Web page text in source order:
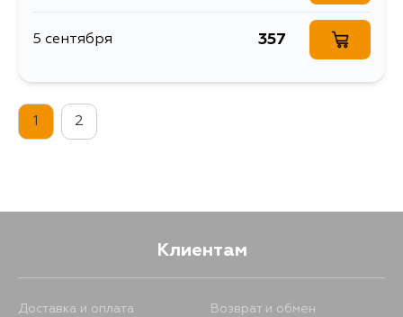
5 сентября 357
1 2
Клиентам
Доставка и оплата Возврат и обмен